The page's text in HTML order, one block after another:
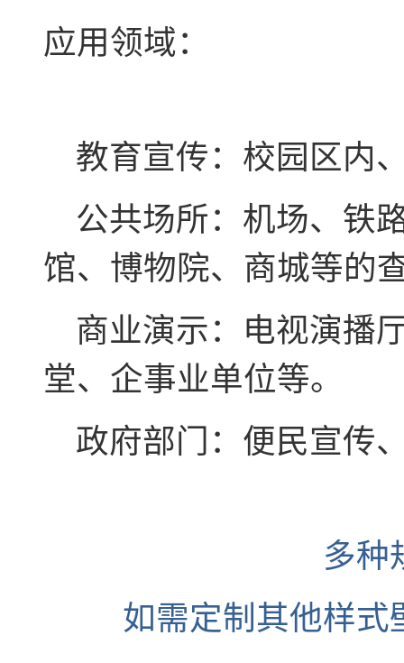
应用领域：
教育宣传：校园区内
公共场所：机场、铁
馆、博物院、商城等的
商业演示：电视演播
堂、企事业单位等。
政府部门：便民宣传
多种
如需定制其他样式